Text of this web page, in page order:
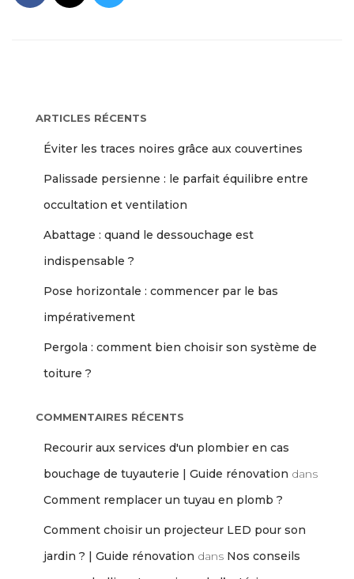
ARTICLES RÉCENTS
Éviter les traces noires grâce aux couvertines
Palissade persienne : le parfait équilibre entre
occultation et ventilation
Abattage : quand le dessouchage est
indispensable ?
Pose horizontale : commencer par le bas
impérativement
Pergola : comment bien choisir son système de
toiture ?
COMMENTAIRES RÉCENTS
Recourir aux services d'un plombier en cas
bouchage de tuyauterie | Guide rénovation dans
Comment remplacer un tuyau en plomb ?
Comment choisir un projecteur LED pour son
jardin ? | Guide rénovation dans Nos conseils